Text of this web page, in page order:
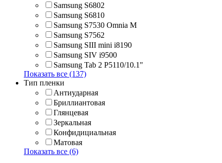
Samsung S6802
Samsung S6810
Samsung S7530 Omnia M
Samsung S7562
Samsung SIII mini i8190
Samsung SIV i9500
Samsung Tab 2 P5110/10.1"
Показать все (137)
Тип пленки
Антиударная
Бриллиантовая
Глянцевая
Зеркальная
Конфидициальная
Матовая
Показать все (6)